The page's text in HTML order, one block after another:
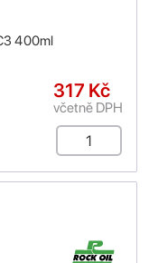
400ml
317 Kč
včetně DPH